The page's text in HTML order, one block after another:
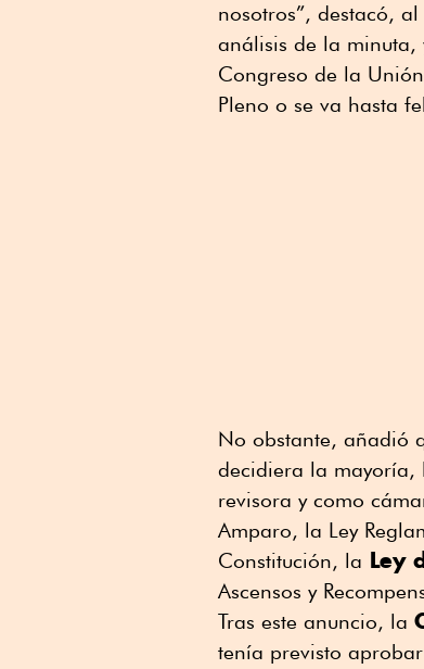
nosotros”, destacó,
análisis de la minuta,
Congreso de la
Pleno o se va hasta
No obstante, añadió
decidiera la mayoría,
revisora y como
Amparo, la Ley
Constitución, la Ley
Ascensos y
Tras este anuncio, la
tenía previsto